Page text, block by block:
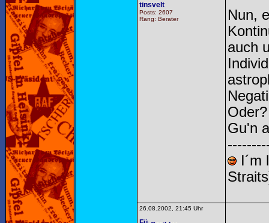
tinsvelt
Posts: 2607
Rang: Berater
Nun,
auch
Gu'n
I´m
26.08.2002, 21:45 Uhr